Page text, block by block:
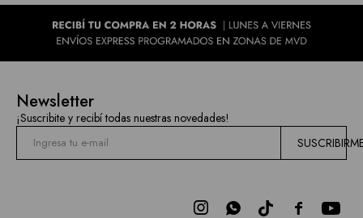
Newsletter
¡Suscribite y recibí todas nuestras novedades!

 